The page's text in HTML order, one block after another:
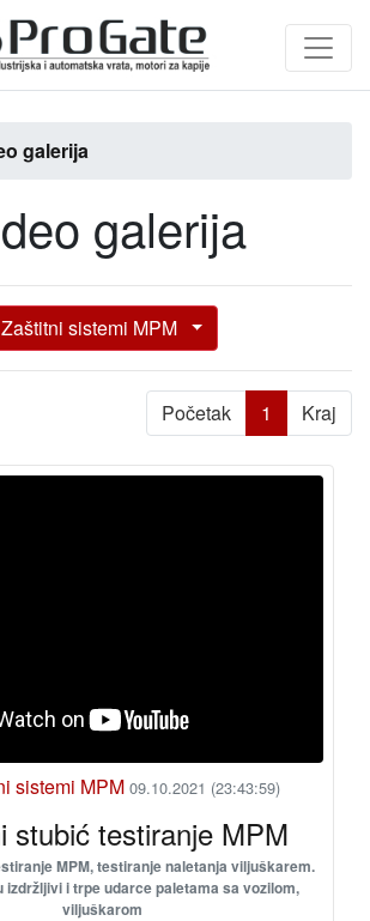
galerija
galerija
Zaštitni sistemi MPM
Početak 1 (current)
Kraj
sistemi MPM 09.10.2021 (23:43:59)
stubić testiranje MPM
MPM, testiranje naletanja viljuškarem.
izdržljivi i trpe udarce paletama sa vozilom,
viljuškarom